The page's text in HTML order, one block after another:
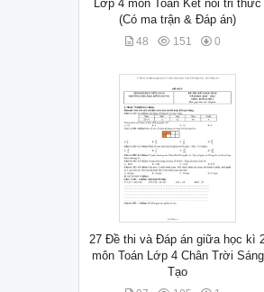
Lớp 4 môn Toán Kết nối tri thức
(Có ma trận & Đáp án)
48 151 0
27 Đề thi và Đáp án giữa học kì
môn Toán Lớp 4 Chân Trời Sáng
Tạo